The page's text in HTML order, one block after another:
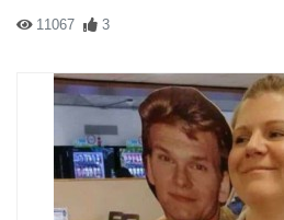
11067 3